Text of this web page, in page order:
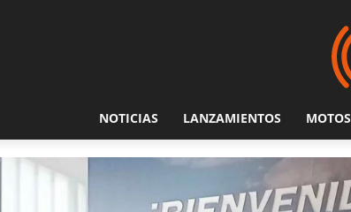
NOTICIAS LANZAMIENTOS MOTOS